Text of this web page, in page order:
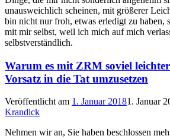
unausweichlich scheinen, mit größerer
bin nicht nur froh, etwas erledigt zu haben,
mit mir selbst, weil ich mich auf mich
selbstverständlich.
Warum es mit ZRM soviel
Vorsatz in die Tat umzusetzen
Veröffentlicht am 1. Januar 20181. Januar
Krandick
Nehmen wir an, Sie haben beschlossen